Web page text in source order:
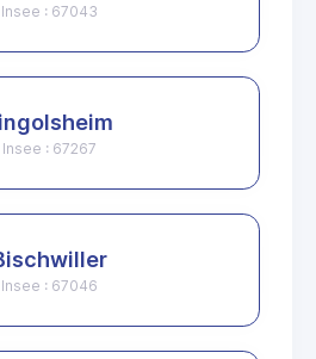
Insee : 67043
Insee : 67267
Insee : 67046